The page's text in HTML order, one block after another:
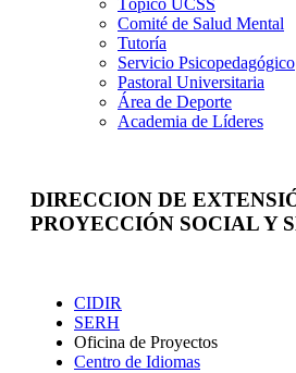
Comité de Salud Mental
Tutoría
Servicio Psicopedagógico
Pastoral Universitaria
Área de Deporte
Academia de Líderes
DIRECCION DE
PROYECCIÓN SOCIAL Y
CIDIR
SERH
Oficina de Proyectos
Centro de Idiomas